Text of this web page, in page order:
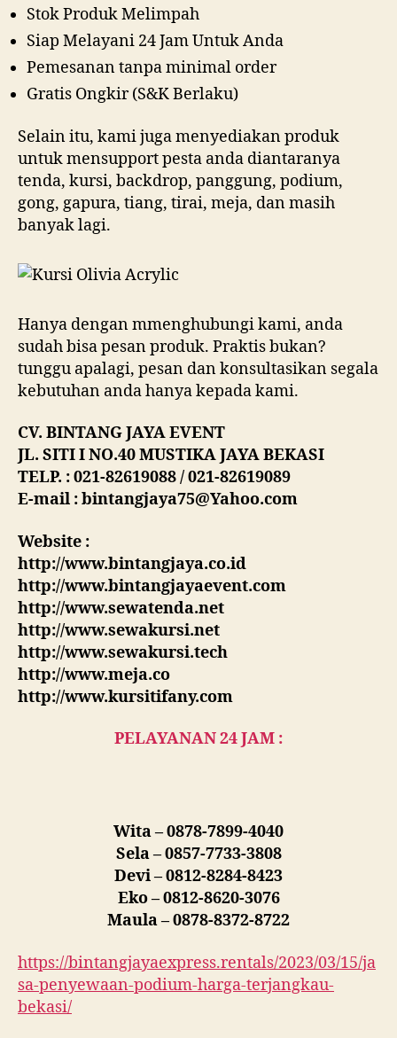
Stok Produk Melimpah
Siap Melayani 24 Jam Untuk Anda
Pemesanan tanpa minimal order
Gratis Ongkir (S&K Berlaku)
Selain itu, kami juga menyediakan produk
untuk mensupport pesta anda diantaranya
tenda, kursi, backdrop, panggung, podium,
gong, gapura, tiang, tirai, meja, dan masih
banyak lagi.
Hanya dengan mmenghubungi kami, anda
sudah bisa pesan produk. Praktis bukan?
tunggu apalagi, pesan dan konsultasikan segala
kebutuhan anda hanya kepada kami.
CV. BINTANG JAYA EVENT
JL. SITI I NO.40 MUSTIKA JAYA BEKASI
TELP. : 021-82619088 / 021-82619089
E-mail : bintangjaya75@Yahoo.com
Website :
http://www.bintangjaya.co.id
http://www.bintangjayaevent.com
http://www.sewatenda.net
http://www.sewakursi.net
http://www.sewakursi.tech
http://www.meja.co
http://www.kursitifany.com
PELAYANAN 24 JAM :
Wita – 0878-7899-4040
Sela – 0857-7733-3808
Devi – 0812-8284-8423
Eko – 0812-8620-3076
Maula – 0878-8372-8722
https://bintangjayaexpress.rentals/2023/03/15/ja
sa-penyewaan-podium-harga-terjangkau-
bekasi/